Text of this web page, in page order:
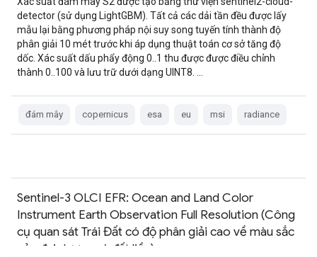
detector (sử dụng LightGBM). Tất cả các dải tần đều được lấy
mẫu lại bằng phương pháp nội suy song tuyến tính thành độ
phân giải 10 mét trước khi áp dụng thuật toán cơ sở tăng độ
dốc. Xác suất dấu phẩy động 0..1 thu được được điều chỉnh
thành 0..100 và lưu trữ dưới dạng UINT8. …
đám mây copernicus esa eu msi radiance
Sentinel-3 OLCI EFR: Ocean and Land Color
Instrument Earth Observation Full Resolution (Công
cụ quan sát Trái Đất có độ phân giải cao về màu sắc
của đại dương và đất liền)